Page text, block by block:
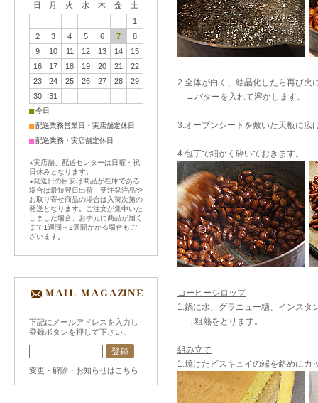
2.全体が白く、結晶化したら再び火
→バターを入れて溶かします。
3.オーブンシートを敷いた天板に広
4.包丁で細かく砕いておきます。
コーヒーシロップ
1.鍋に水、グラニュー糖、インスタ
→粗熱をとります。
組み立て
1.焼けたビスキュイの端を斜めにカ
日 月 火 水 木 金
土
1
2
3 4 5 6 7
8
9
10 11 12 13 14
15
16
17 18 19 20 21
22
23
24 25 26 27 28
29
30
31
■今日
■配送業務営業日・実店舗定休日
■配送業務・実店舗定休日
★実店舗、配送センターは日曜・祝
日休みとなります。
★発送日の目安は商品が在庫である
場合は最短翌日出荷、受注発注品や
お取り寄せ商品の場合は入荷次第の
発送となります。ご注文が集中いた
しました場合、お手元に商品が届く
まで1週間～2週間かかる場合もご
ざいます。
下記にメールアドレスを入力し
登録ボタンを押して下さい。
変更・解除・お知らせはこちら